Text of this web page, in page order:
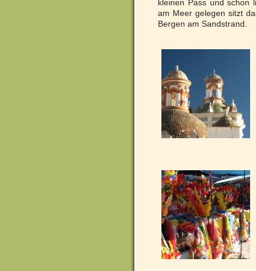
kleinen Pass und schon
am Meer gelegen sitzt
Bergen am Sandstrand.